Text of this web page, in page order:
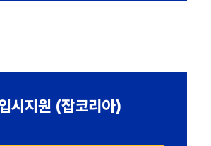
시지원 (잡코리아)